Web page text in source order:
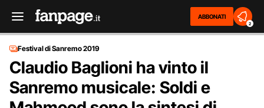
ABBONATI
2
Festival di Sanremo 2019
Claudio Baglioni ha vinto il
Sanremo musicale: Soldi e